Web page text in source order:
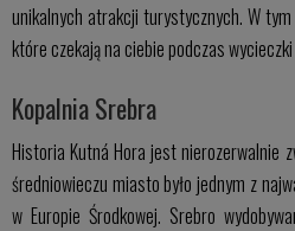
unikalnych atrakcji turystycznych. W
które czekają na ciebie podczas
Kopalnia Srebra
Historia Kutná Hora jest nierozerwalnie
średniowieczu miasto było jednym z
w Europie Środkowej. Srebro